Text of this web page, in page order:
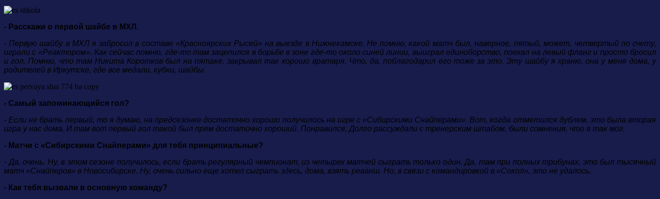
- Расскажи о первой шайбе в МХЛ.
- Первую шайбу в МХЛ я забросил в составе «Красноярских Рысей» на выезде в Нижнекамске. Не помню, какой матч был, наверное, пятый, может, четвертый по счету,
играли с «Реактором». Как сейчас помню, где-то там зацепился в борьбе в зоне где-то около синей линии, выиграл единоборство, поехал на левый фланг и просто бросил
и гол. Помню, что там Никита Коротков был на пятаке, закрывал так хорошо вратаря. Что, да, поблагодарил его тоже за это. Эту шайбу я храню, она у меня дома, у
родителей в Иркутске, где все медали, кубки, шайбы.
- Самый запоминающийся гол?
- Если не брать первый, то я думаю, на предсезонке достаточно хорошо получилось на игре с «Сибирскими Снайперами». Вот, когда отметился дублем, это была вторая
игра у нас дома. И там вот первый гол такой был прям достаточно хороший. Понравился. Долго рассуждали с тренерским штабом, были сомнения, что я так мог.
- Матчи с «Сибирскими Снайперами» для тебя принципиальные?
- Да, очень. Ну, в этом сезоне получилось, если брать регулярный чемпионат, из четырех матчей сыграть только один. Да, там при полных трибунах, это был тысячный
матч «Снайперов» в Новосибирске. Ну, очень сильно еще хотел сыграть здесь, дома, взять реванш. Но, в связи с командировкой в «Сокол», это не удалось.
- Как тебя вызвали в основную команду?